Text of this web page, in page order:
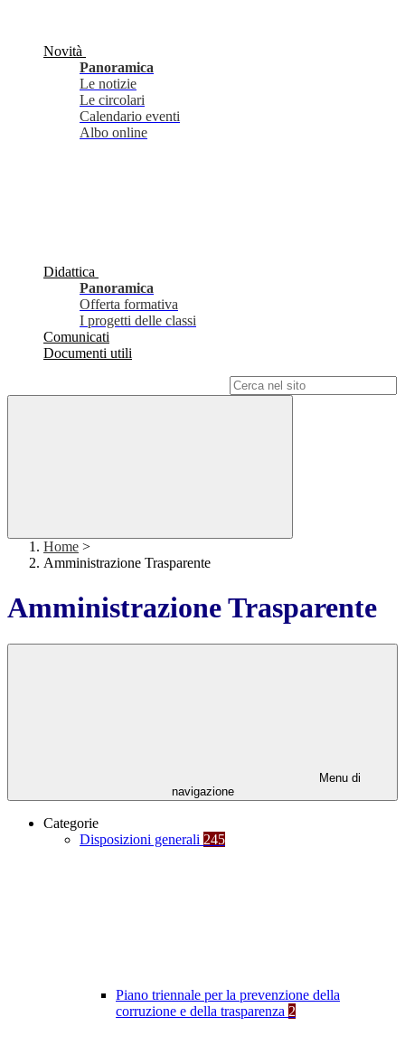
Novità
Panoramica
Le notizie
Le circolari
Calendario eventi
Albo online
Didattica
Panoramica
Offerta formativa
I progetti delle classi
Comunicati
Documenti utili
Home >
Amministrazione Trasparente
Amministrazione Trasparente
Menu di
navigazione
Categorie
Disposizioni generali 245
Piano triennale per la prevenzione della
corruzione e della trasparenza 2